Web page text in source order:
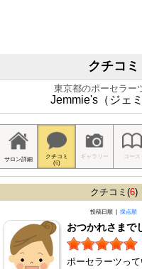
クチコミ
東京都のポーセラー
Jemmie's（ジェミ
サロン詳細
クチコミ
(6)
ギャラリー コース
クチコミ(6)
投稿日順 | 採点順
おつかれさまで
ポーセラーツっ